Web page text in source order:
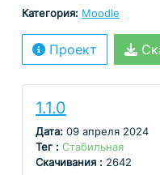
Категория: Moodle
Проект
1.1.0
Дата: 09 апреля 2024
Тег : Стабильная
Скачивания : 2642